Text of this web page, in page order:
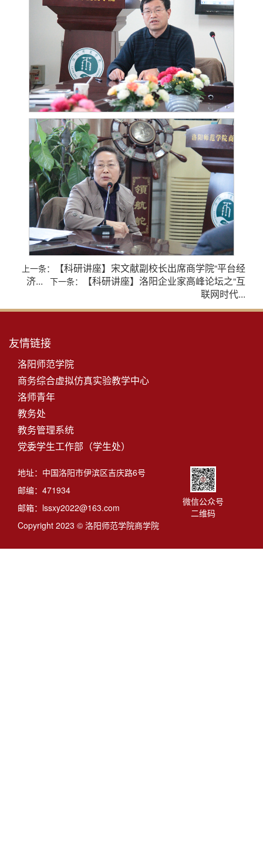
上一条：
【科研讲座】宋文献副校长出席商学院“平台经
济... 下一条：
【科研讲座】洛阳企业家高峰论坛之“互
联网时代...
友情链接
洛阳师范学院
商务综合虚拟仿真实验教学中心
洛师青年
教务处
教务管理系统
党委学生工作部（学生处）
地址：中国洛阳市伊滨区吉庆路6号
邮编：471934
邮箱：lssxy2022@163.com
Copyright 2023 © 洛阳师范学院商学院
微信公众号
二维码